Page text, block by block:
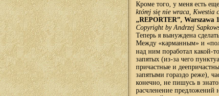
Кроме того, у меня есть
której się nie wraca, Kwestia
„REPORTER”, Warszawa
Copyright by Andrzej
Теперь я вынуждена
Между «карманным» и
над ним поработал какой-
запятых (из-за чего
причастные и
запятыми гораздо реже),
конечно, не пишусь в
расчленение предложений